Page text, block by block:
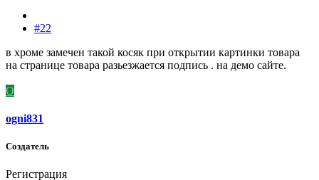
#22
в хроме замечен такой косяк при открытии картинки товара
на странице товара разьезжается подпись . на демо сайте.
O
ogni831
Создатель
Регистрация